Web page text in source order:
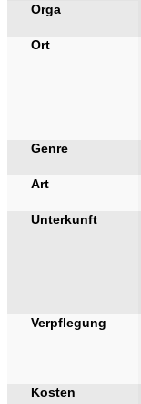
Orga
Ort
Genre
Art
Unterkunft
Verpflegung
Kosten